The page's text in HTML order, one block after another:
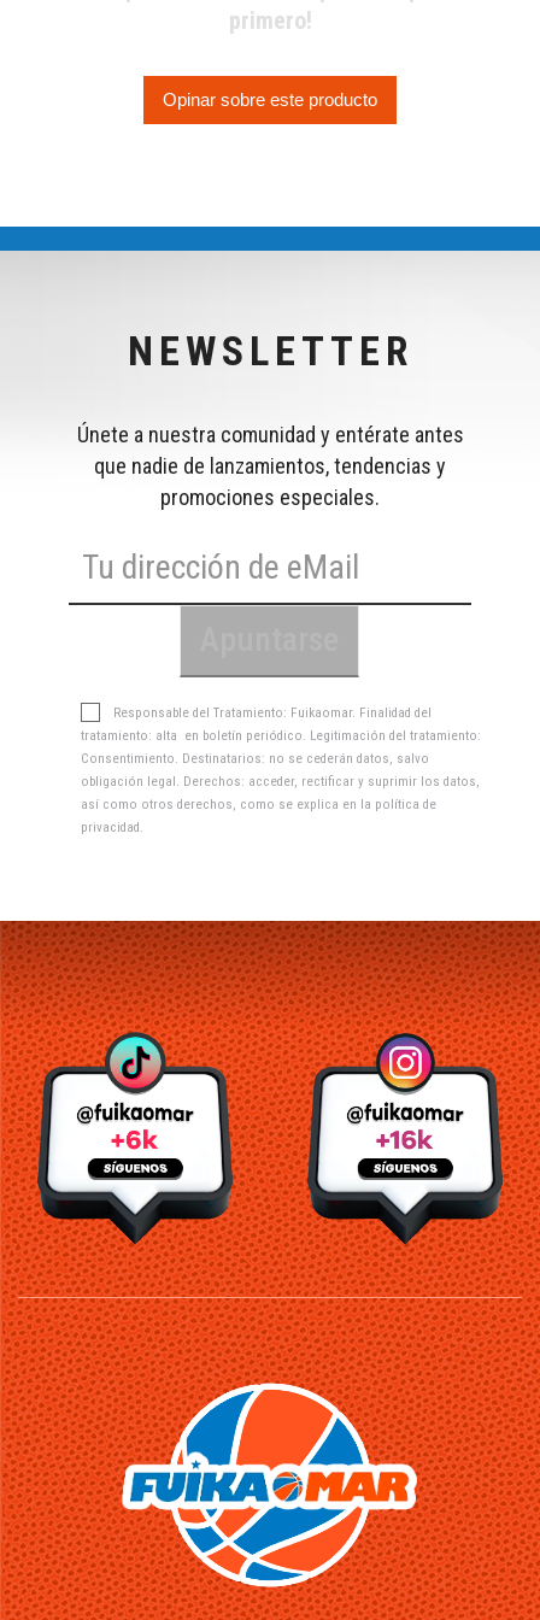
primero!
Opinar sobre este producto
NEWSLETTER
Únete a nuestra comunidad y entérate antes
que nadie de lanzamientos, tendencias y
promociones especiales.
Responsable del Tratamiento: Fuikaomar. Finalidad del
tratamiento: alta en boletín periódico. Legitimación del tratamiento:
Consentimiento. Destinatarios: no se cederán datos, salvo
obligación legal. Derechos: acceder, rectificar y suprimir los datos,
así como otros derechos, como se explica en la política de
privacidad